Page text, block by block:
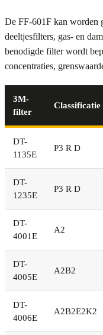
De FF-601F kan worden
deeltjesfilters, gas- en
benodigde filter wordt
concentraties,
3M-
filter
Classificatie
DT-
1135E
P3 R D
DT-
1235E
P3 R D
DT-
4001E
A2
DT-
4005E
A2B2
DT-
4006E
A2B2E2K2